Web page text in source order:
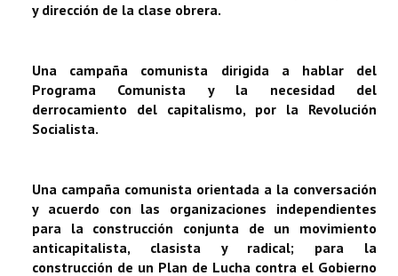
y dirección de la clase obrera.
Una campaña comunista dirigida a hablar del
Programa Comunista y la necesidad del
derrocamiento del capitalismo, por la Revolución
Socialista.
Una campaña comunista orientada a la conversación
y acuerdo con las organizaciones independientes
para la construcción conjunta de un movimiento
anticapitalista, clasista y radical; para la
construcción de un Plan de Lucha contra el Gobierno